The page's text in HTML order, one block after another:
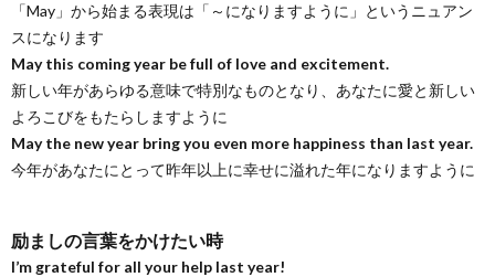
「May」から始まる表現は「～になりますように」というニュアン
スになります
May this coming year be full of love and excitement.
新しい年があらゆる意味で特別なものとなり、あなたに愛と新しい
よろこびをもたらしますように
May the new year bring you even more happiness than last year.
今年があなたにとって昨年以上に幸せに溢れた年になりますように
励ましの言葉をかけたい時
I’m grateful for all your help last year!